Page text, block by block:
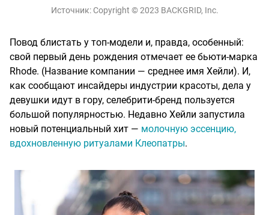
Источник: Copyright © 2023 BACKGRID, Inc.
Повод блистать у топ-модели и, правда, особенный:
свой первый день рождения отмечает ее бьюти-марка
Rhode. (Название компании — среднее имя Хейли). И,
как сообщают инсайдеры индустрии красоты, дела у
девушки идут в гору, селебрити-бренд пользуется
большой популярностью. Недавно Хейли запустила
новый потенциальный хит — молочную эссенцию,
вдохновленную ритуалами Клеопатры.